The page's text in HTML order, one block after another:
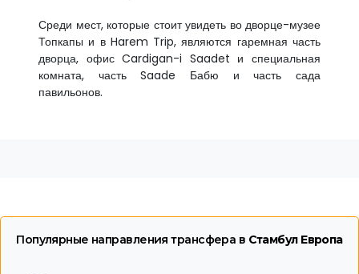
Среди мест, которые стоит увидеть во дворце-музее
Топкапы и в Harem Trip, являются гаремная часть
дворца, офис Cardigan-i Saadet и специальная
комната, часть Saade Бабю и часть сада
павильонов.
Популярные направления трансфера в Стамбул Европа